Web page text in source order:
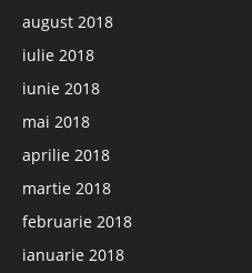
august 2018
iulie 2018
iunie 2018
mai 2018
aprilie 2018
martie 2018
februarie 2018
ianuarie 2018